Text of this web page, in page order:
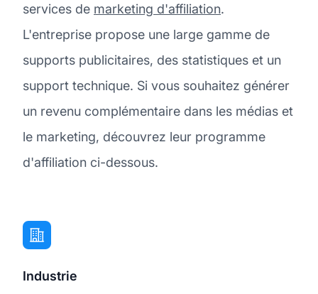
services de marketing d'affiliation.
L'entreprise propose une large gamme de
supports publicitaires, des statistiques et un
support technique. Si vous souhaitez générer
un revenu complémentaire dans les médias et
le marketing, découvrez leur programme
d'affiliation ci-dessous.
Industrie